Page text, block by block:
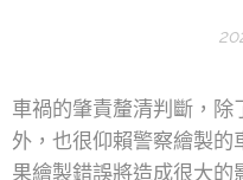
車禍的肇責釐清判斷，除
外，也很仰賴警察繪製的
果繪製錯誤將造成很大